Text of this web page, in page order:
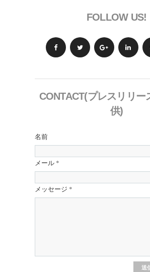
FOLLOW US!
CONTACT(プレスリリー
供)
名前
メール *
メッセージ *